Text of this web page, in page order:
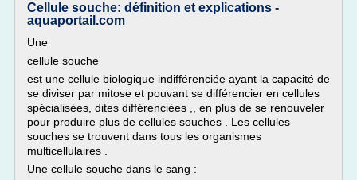
Cellule souche: définition et explications -
aquaportail.com
Une
cellule souche
est une cellule biologique indifférenciée ayant la capacité de
se diviser par mitose et pouvant se différencier en cellules
spécialisées, dites différenciées ,, en plus de se renouveler
pour produire plus de cellules souches . Les cellules
souches se trouvent dans tous les organismes
multicellulaires .
Une cellule souche dans le sang :